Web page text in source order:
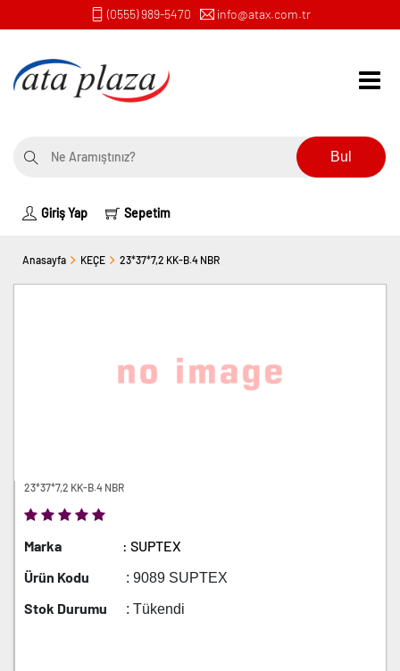
(0555) 989-5470 info@atax.com.tr
Bul
Giriş Yap Sepetim
Anasayfa KEÇE 23*37*7,2 KK-B.4 NBR
23*37*7,2 KK-B.4 NBR
Marka
: SUPTEX
Ürün Kodu
: 9089 SUPTEX
Stok Durumu : Tükendi